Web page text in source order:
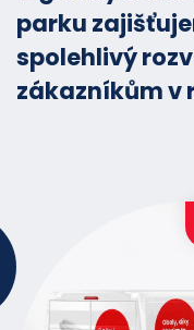
parku
spolehlivý
zákazníkům v